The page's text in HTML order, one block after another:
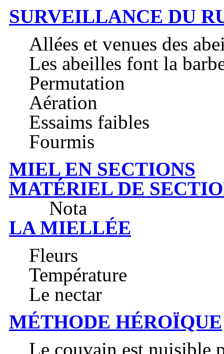
SURVEILLANCE DU
Allées et venues des
Les abeilles font la
Permutation
Aération
Essaims faibles
Fourmis
MIEL EN SECTIONS
MATÉRIEL DE
Nota
LA MIELLÉE
Fleurs
Température
Le nectar
MÉTHODE HÉROÏQUE
Le couvain est nuisible